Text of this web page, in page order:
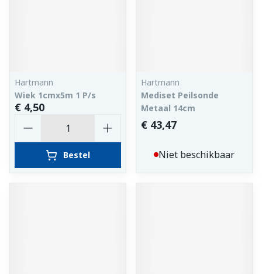
Hartmann
Wiek 1cmx5m 1 P/s
€ 4,50
Bestel
Hartmann
Mediset Peilsonde
Metaal 14cm
€ 43,47
Niet beschikbaar